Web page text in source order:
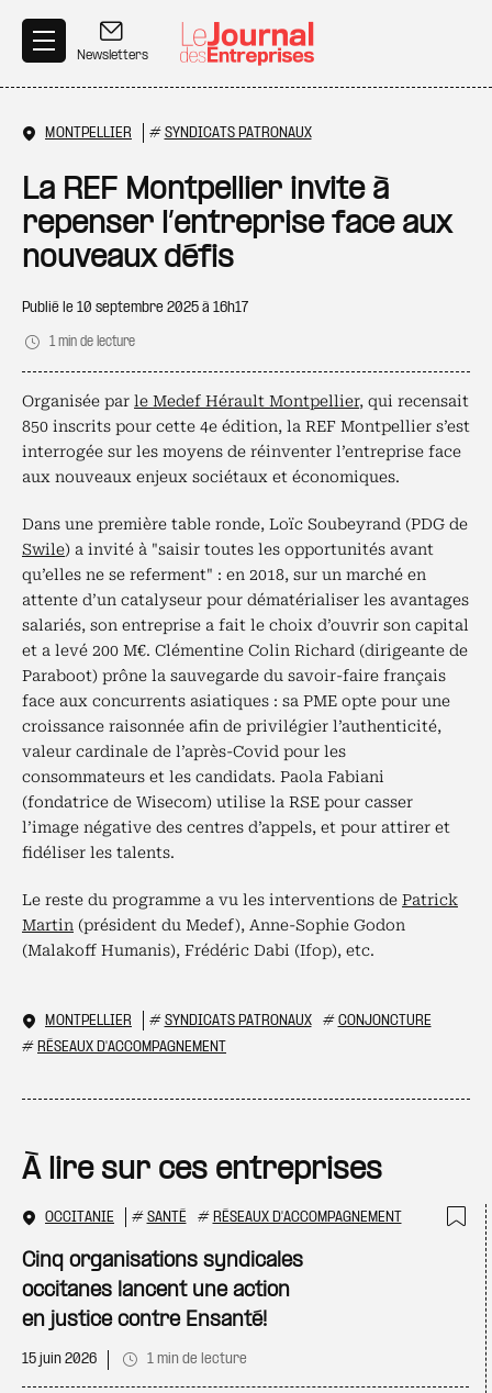
Newsletters
MONTPELLIER # SYNDICATS PATRONAUX
La REF Montpellier invite à
repenser l’entreprise face aux
nouveaux défis
Publié le 10 septembre 2025 à 16h17
1 min de lecture
Organisée par le Medef Hérault Montpellier, qui recensait
850 inscrits pour cette 4e édition, la REF Montpellier s’est
interrogée sur les moyens de réinventer l’entreprise face
aux nouveaux enjeux sociétaux et économiques.
Dans une première table ronde, Loïc Soubeyrand (PDG de
Swile) a invité à "saisir toutes les opportunités avant
qu’elles ne se referment" : en 2018, sur un marché en
attente d’un catalyseur pour dématérialiser les avantages
salariés, son entreprise a fait le choix d’ouvrir son capital
et a levé 200 M€. Clémentine Colin Richard (dirigeante de
Paraboot) prône la sauvegarde du savoir-faire français
face aux concurrents asiatiques : sa PME opte pour une
croissance raisonnée afin de privilégier l’authenticité,
valeur cardinale de l’après-Covid pour les
consommateurs et les candidats. Paola Fabiani
(fondatrice de Wisecom) utilise la RSE pour casser
l’image négative des centres d’appels, et pour attirer et
fidéliser les talents.
Le reste du programme a vu les interventions de Patrick
Martin (président du Medef), Anne-Sophie Godon
(Malakoff Humanis), Frédéric Dabi (Ifop), etc.
MONTPELLIER # SYNDICATS PATRONAUX # CONJONCTURE
# RÉSEAUX D'ACCOMPAGNEMENT
À lire sur ces entreprises
OCCITANIE # SANTÉ # RÉSEAUX D'ACCOMPAGNEMENT
Cinq organisations syndicales
occitanes lancent une action
en justice contre Ensanté!
15 juin 2026 1 min de lecture